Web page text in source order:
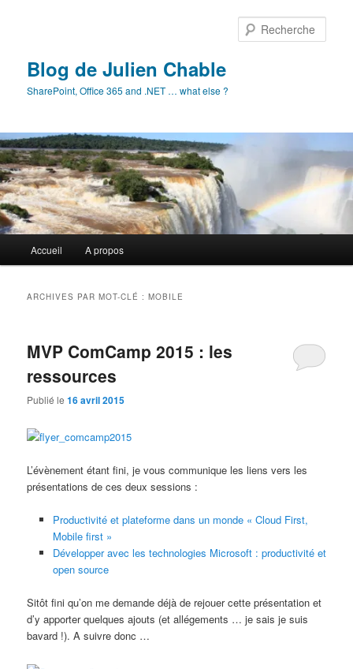
Blog de Julien Chable
SharePoint, Office 365 and .NET … what else ?
principal
Accueil A propos
ARCHIVES PAR MOT-CLÉ :MOBILE
MVP ComCamp 2015 : les
ressources
Publié le16 avril 2015
L’évènement étant fini, je vous communique les liens vers les
présentations de ces deux sessions :
Productivité et plateforme dans un monde « Cloud First,
Mobile first »
Développer avec les technologies Microsoft : productivité et
open source
Sitôt fini qu’on me demande déjà de rejouer cette présentation et
d’y apporter quelques ajouts (et allégements … je sais je suis
bavard !). A suivre donc …